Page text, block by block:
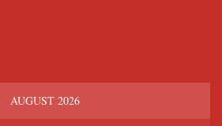
AUGUST 2026